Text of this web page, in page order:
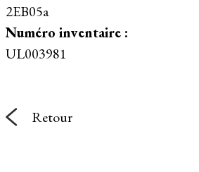
2EB05a
Numéro inventaire :
UL003981
Retour